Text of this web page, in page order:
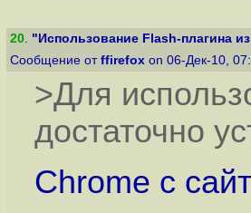
20. "Использование Flash-плагина
Сообщение от ffirefox on 06-Дек-10,
>Для
достаточно
Chrome с